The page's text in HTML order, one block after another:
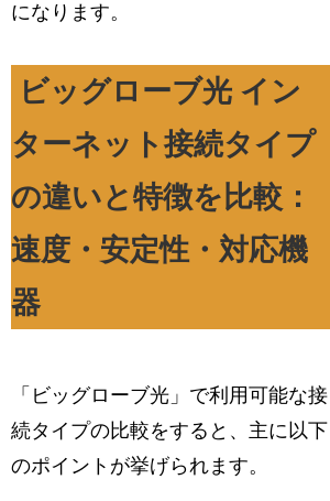
になります。
ビッグローブ光 イン
ターネット接続タイプ
の違いと特徴を比較：
速度・安定性・対応機
器
「ビッグローブ光」で利用可能な接
続タイプの比較をすると、主に以下
のポイントが挙げられます。